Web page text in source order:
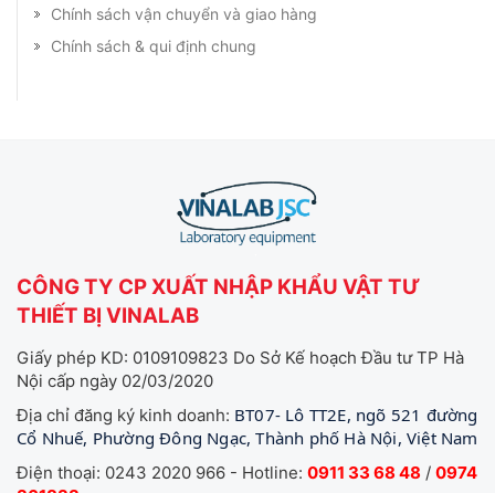
Chính sách vận chuyển và giao hàng
Chính sách & qui định chung
CÔNG TY CP XUẤT NHẬP KHẨU VẬT TƯ
THIẾT BỊ VINALAB
Giấy phép KD: 0109109823 Do Sở Kế hoạch Đầu tư TP Hà
Nội cấp ngày 02/03/2020
Địa chỉ đăng ký kinh doanh: BT07- Lô TT2E, ngõ 521 đường
Cổ Nhuế, Phường Đông Ngạc, Thành phố Hà Nội, Việt Nam
Điện thoại: 0243 2020 966 - Hotline: 0911 33 68 48 / 0974